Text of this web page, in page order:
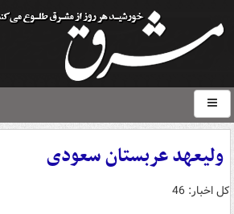
ولیعهد عربستان سعودی
کل اخبار: 46